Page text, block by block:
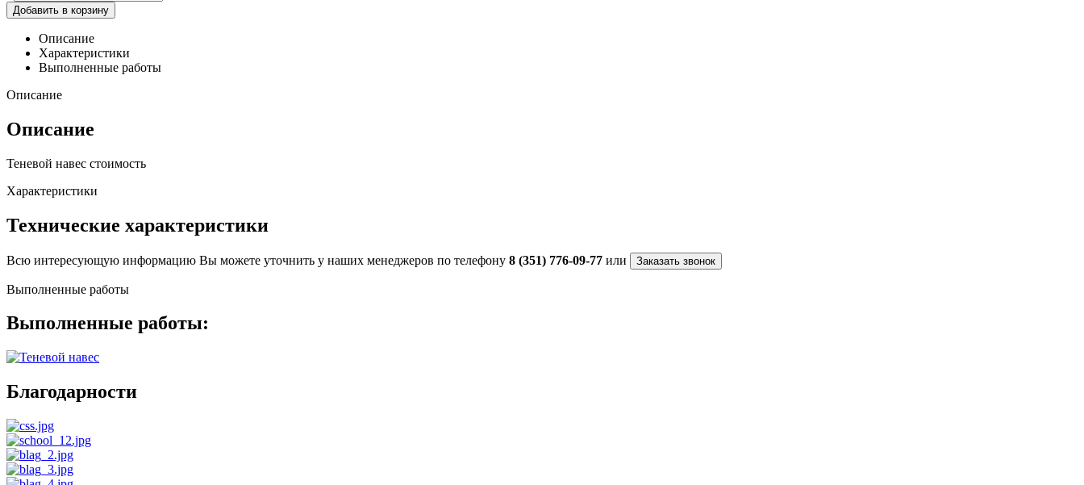
Добавить в корзину
Описание
Характеристики
Выполненные работы
Описание
Описание
Теневой навес стоимость
Характеристики
Технические характеристики
Всю интересующую информацию Вы можете уточнить у наших менеджеров по телефону 8 (351) 776-09-77 или Заказать звонок
Выполненные работы
Выполненные работы:
Благодарности